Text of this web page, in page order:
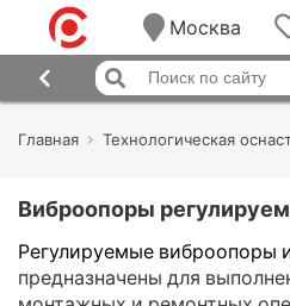
Москва
Главная Технологическая
Виброопоры
Регулируемые виброопоры
предназначены для